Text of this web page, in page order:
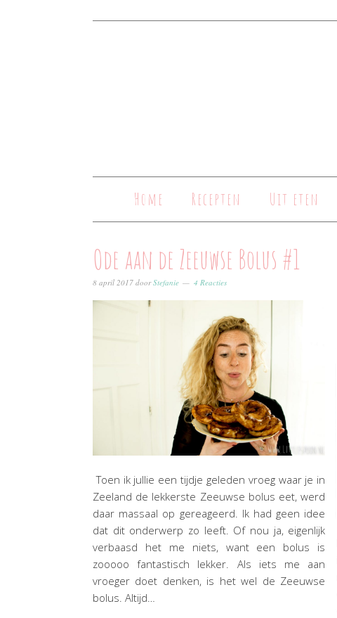
Home Recepten Uit eten
Ode aan de Zeeuwse Bolus #1
8 april 2017 doorStefanie 4 Reacties
Toen ik jullie een tijdje geleden vroeg waar je in
Zeeland de lekkerste Zeeuwse bolus eet, werd
daar massaal op gereageerd. Ik had geen idee
dat dit onderwerp zo leeft. Of nou ja, eigenlijk
verbaasd het me niets, want een bolus is
zooooo fantastisch lekker. Als iets me aan
vroeger doet denken, is het wel de Zeeuwse
bolus. Altijd…